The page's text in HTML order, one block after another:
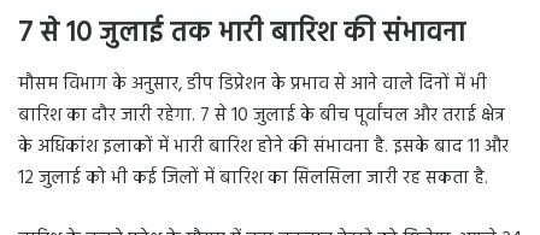
7 से 10 जुलाई तक भारी बारिश की संभावना
मौसम विभाग के अनुसार, डीप डिप्रेशन के प्रभाव से आने वाले दिनों में भी
बारिश का दौर जारी रहेगा. 7 से 10 जुलाई के बीच पूर्वांचल और तराई क्षेत्र
के अधिकांश इलाकों में भारी बारिश होने की संभावना है. इसके बाद 11 और
12 जुलाई को भी कई जिलों में बारिश का सिलसिला जारी रह सकता है.